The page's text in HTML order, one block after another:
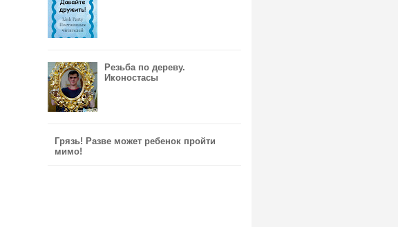
Резьба по дереву.
Иконостасы
Грязь! Разве может ребенок пройти
мимо!